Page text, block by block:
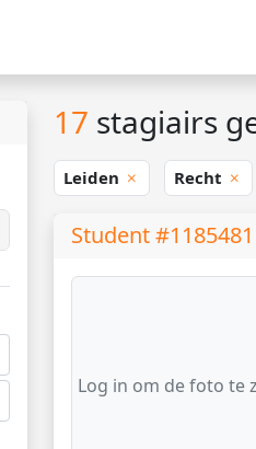
17 stagiairs
Leiden Recht
Student
Log in om de foto te